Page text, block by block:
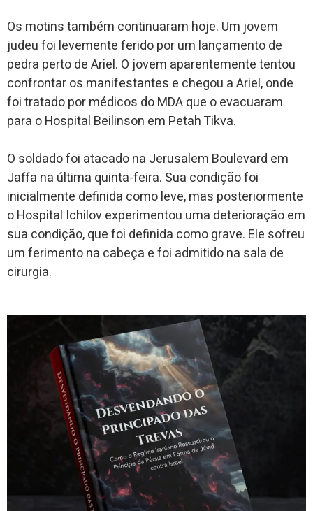
Os motins também continuaram hoje. Um jovem
judeu foi levemente ferido por um lançamento de
pedra perto de Ariel. O jovem aparentemente tentou
confrontar os manifestantes e chegou a Ariel, onde
foi tratado por médicos do MDA que o evacuaram
para o Hospital Beilinson em Petah Tikva.
O soldado foi atacado na Jerusalem Boulevard em
Jaffa na última quinta-feira. Sua condição foi
inicialmente definida como leve, mas posteriormente
o Hospital Ichilov experimentou uma deterioração em
sua condição, que foi definida como grave. Ele sofreu
um ferimento na cabeça e foi admitido na sala de
cirurgia.